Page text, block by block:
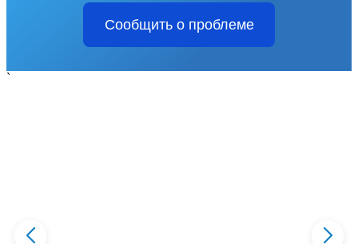
Сообщить о проблеме
`